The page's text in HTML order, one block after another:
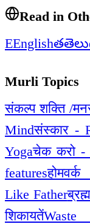
Read in
EEnglishత
Murli Topics
संकल्प शक्ति /
Mindसंस्कार -
Yogaचेक करो -
features
Like Father
शिकायतेंWaste